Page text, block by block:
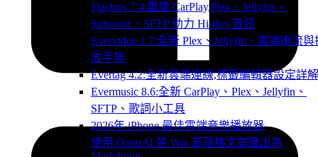
Flacbox 7.4:重建 CarPlay,Plex、Jellyfin、
Subsonic、SFTP 助力 Hi-Res 音訊
Evervideo 1.7:全新 Plex、Jellyfin、雲端串流與
放手勢
Evertag 4.2:全新雲端連線,標籤編輯器設定詳解
Evermusic 8.6:全新 CarPlay、Plex、Jellyfin、
SFTP、歌詞小工具
2026年 iPhone 最佳雲端音樂播放器
使用 OpenAI 將 Wix 部落格文章匯出為